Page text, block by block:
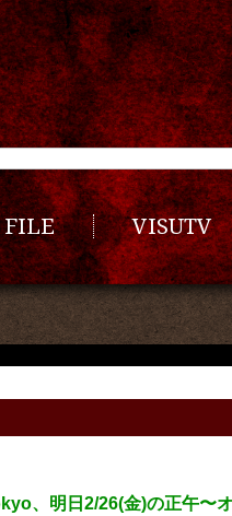
FILE VISUTV
、明日2/26(金)の正午〜